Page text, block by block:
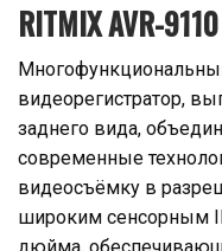
RITMIX AVR-9110
видеорегистратор,
заднего вида,
современные
видеосъёмку в
широким сенсорным